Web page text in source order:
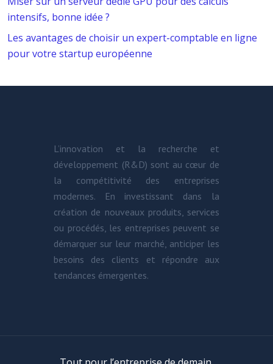
intensifs, bonne idée ?
Les avantages de choisir un expert-comptable en ligne
pour votre startup européenne
L’innovation et la recherche et
développement (R&D) sont au cœur de
la compétitivité des entreprises
modernes. En investissant dans la
création de nouveaux produits, services
ou procédés, les entreprises peuvent se
démarquer sur leur marché, anticiper les
besoins des clients et répondre aux
tendances émergentes.